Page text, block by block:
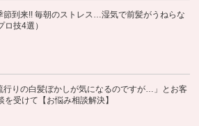
節到来!! 毎朝のストレス…湿気で前髪がうねらな
ロ技4選）
行りの白髪ぼかしが気になるのですが…」とお客
を受けて【お悩み相談解決】